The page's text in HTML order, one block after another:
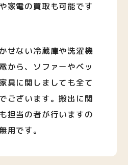
家電の買取も可能です
せない冷蔵庫や洗濯機
から、ソファーやベッ
具に関しましても全て
ございます。搬出に関
担当の者が行いますの
用です。